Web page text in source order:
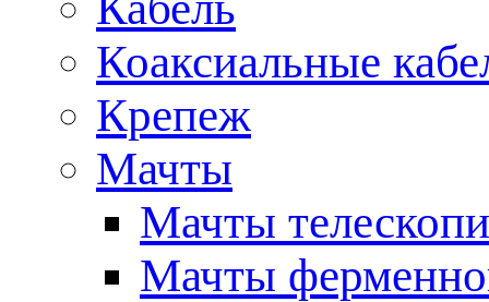
Коаксиальные
Крепеж
Мачты
Мачты
Мачты